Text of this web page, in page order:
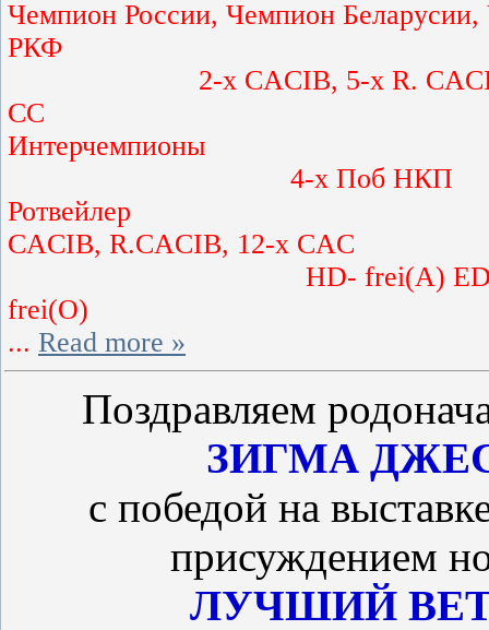
Чемпион России, Чемпион Беларусии,
РКФ
2-х CACIB, 5-х R.
СС
Интерчемпионы
4-х Поб НКП
Ротвейлер
CACIB, R.CACIB, 12-x CAC
HD- frei(A)
... Read more »
Поздравляем
ЗИГМА
с победой на
присуждением
ЛУЧШИЙ